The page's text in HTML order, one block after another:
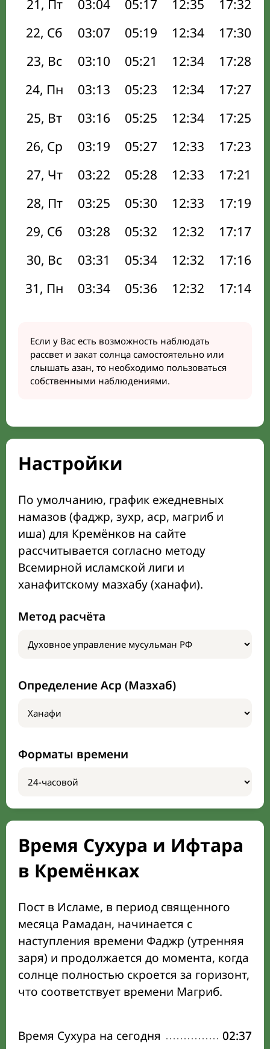
21, Пт
03:04 05:17 12:35 17:32
22, Сб
03:07 05:19 12:34 17:30
23, Вс
03:10 05:21 12:34 17:28
24, Пн
03:13 05:23 12:34 17:27
25, Вт
03:16 05:25 12:34 17:25
26, Ср
03:19 05:27 12:33 17:23
27, Чт
03:22 05:28 12:33 17:21
28, Пт
03:25 05:30 12:33 17:19
29, Сб
03:28 05:32 12:32 17:17
30, Вс
03:31 05:34 12:32 17:16
31, Пн
03:34 05:36 12:32 17:14
Если у Вас есть возможность наблюдать
рассвет и закат солнца самостоятельно или
слышать азан, то необходимо пользоваться
собственными наблюдениями.
Настройки
По умолчанию, график ежедневных
намазов (фаджр, зухр, аср, магриб и
иша) для Кремёнков на сайте
рассчитывается согласно методу
Всемирной исламской лиги и
ханафитскому мазхабу (ханафи).
Метод расчёта
Определение Аср (Мазхаб)
Форматы времени
Время Сухура и Ифтара
в Кремёнках
Пост в Исламе, в период священного
месяца Рамадан, начинается с
наступления времени Фаджр (утренняя
заря) и продолжается до момента, когда
солнце полностью скроется за горизонт,
что соответствует времени Магриб.
Время Сухура на сегодня 02:37